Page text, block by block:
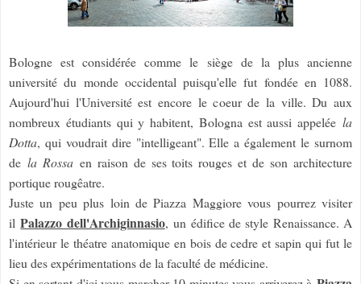
Bologne est considérée comme le siège de la plus ancienne
université du monde occidental puisqu'elle fut fondée en 1088.
Aujourd'hui l'Université est encore le coeur de la ville. Du aux
nombreux étudiants qui y habitent, Bologna est aussi appelée la
Dotta, qui voudrait dire "intelligeant". Elle a également le surnom
de la Rossa en raison de ses toits rouges et de son architecture
portique rougêatre.
Juste un peu plus loin de Piazza Maggiore vous pourrez visiter
il Palazzo dell'Archiginnasio, un édifice de style Renaissance. A
l'intérieur le théatre anatomique en bois de cedre et sapin qui fut le
lieu des expérimentations de la faculté de médicine.